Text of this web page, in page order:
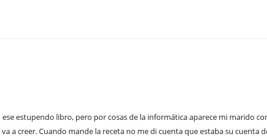
estupendo libro, pero por cosas de la informática aparece mi marido
a creer. Cuando mande la receta no me di cuenta que estaba su cuenta